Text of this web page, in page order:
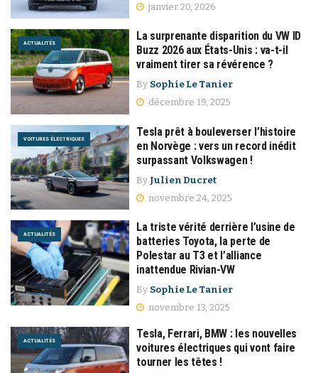
janvier 20, 2026
ACTUALITÉS
La surprenante disparition du VW ID
Buzz 2026 aux États-Unis : va-t-il
vraiment tirer sa révérence ?
By Sophie Le Tanier
décembre 19, 2025
VOITURES ÉLECTRIQUES
Tesla prêt à bouleverser l’histoire
en Norvège : vers un record inédit
surpassant Volkswagen !
By Julien Ducret
novembre 24, 2025
ACTUALITÉS
La triste vérité derrière l’usine de
batteries Toyota, la perte de
Polestar au T3 et l’alliance
inattendue Rivian-VW
By Sophie Le Tanier
novembre 13, 2025
ACTUALITÉS
Tesla, Ferrari, BMW : les nouvelles
voitures électriques qui vont faire
tourner les têtes !